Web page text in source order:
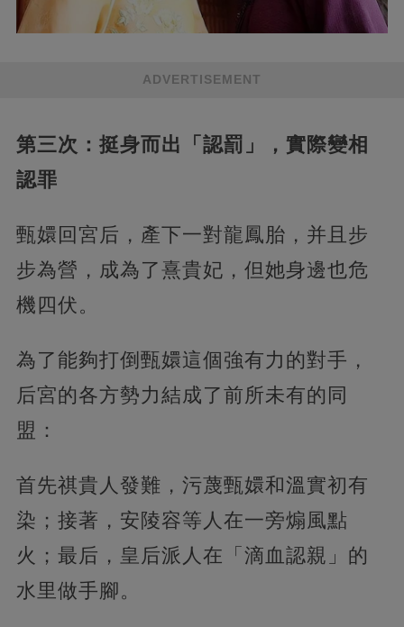
ADVERTISEMENT
第三次：挺身而出「認罰」，實際變相
認罪
甄嬛回宮后，產下一對龍鳳胎，并且步
步為營，成為了熹貴妃，但她身邊也危
機四伏。
為了能夠打倒甄嬛這個強有力的對手，
后宮的各方勢力結成了前所未有的同
盟：
首先祺貴人發難，污蔑甄嬛和溫實初有
染；接著，安陵容等人在一旁煽風點
火；最后，皇后派人在「滴血認親」的
水里做手腳。